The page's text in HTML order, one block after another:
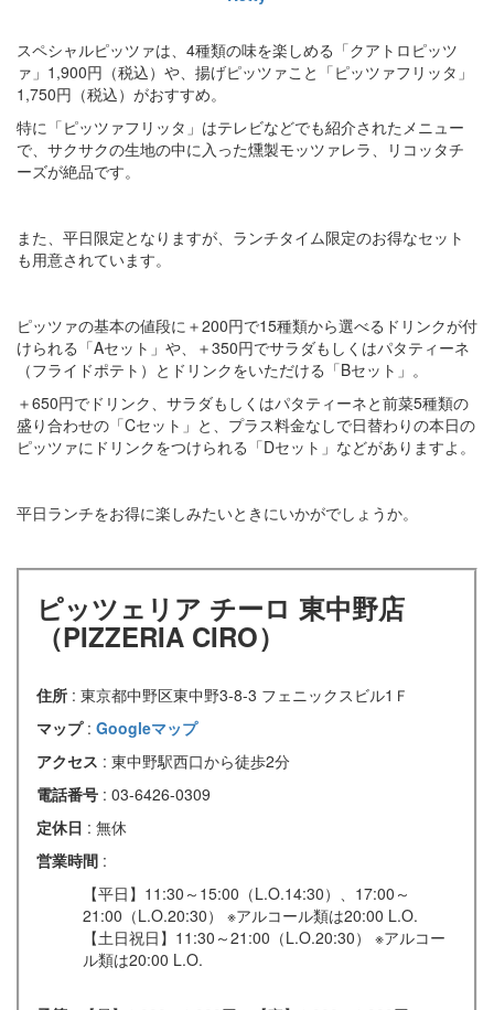
スペシャルピッツァは、4種類の味を楽しめる「クアトロピッツ
ァ」1,900円（税込）や、揚げピッツァこと「ピッツァフリッタ」
1,750円（税込）がおすすめ。
特に「ピッツァフリッタ」はテレビなどでも紹介されたメニュー
で、サクサクの生地の中に入った燻製モッツァレラ、リコッタチ
ーズが絶品です。
また、平日限定となりますが、ランチタイム限定のお得なセット
も用意されています。
ピッツァの基本の値段に＋200円で15種類から選べるドリンクが付
けられる「Aセット」や、＋350円でサラダもしくはパタティーネ
（フライドポテト）とドリンクをいただける「Bセット」。
＋650円でドリンク、サラダもしくはパタティーネと前菜5種類の
盛り合わせの「Cセット」と、プラス料金なしで日替わりの本日の
ピッツァにドリンクをつけられる「Dセット」などがありますよ。
平日ランチをお得に楽しみたいときにいかがでしょうか。
ピッツェリア チーロ 東中野店
（PIZZERIA CIRO）
住所 : 東京都中野区東中野3-8-3 フェニックスビル1Ｆ
マップ : Googleマップ
アクセス : 東中野駅西口から徒歩2分
電話番号 : 03-6426-0309
定休日 : 無休
営業時間 :
【平日】11:30～15:00（L.O.14:30）、17:00～
21:00（L.O.20:30） ※アルコール類は20:00 L.O.
【土日祝日】11:30～21:00（L.O.20:30） ※アルコー
ル類は20:00 L.O.